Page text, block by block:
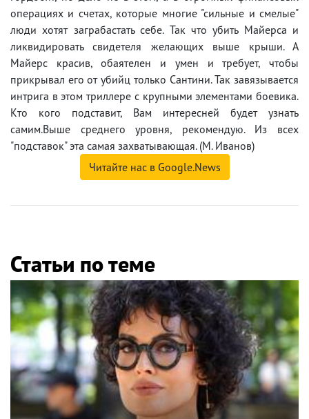
операциях и счетах, которые многие "сильные и смелые"
люди хотят заграбастать себе. Так что убить Майерса и
ликвидировать свидетеля желающих выше крыши. А
Майерс красив, обаятелен и умен и требует, чтобы
прикрывал его от убийц только Сантини. Так завязывается
интрига в этом триллере с крупными элементами боевика.
Кто кого подставит, Вам интересней будет узнать
самим.Выше среднего уровня, рекомендую. Из всех
"подставок" эта самая захватывающая. (М. Иванов)
Читайте нас в Google.News
Статьи по теме